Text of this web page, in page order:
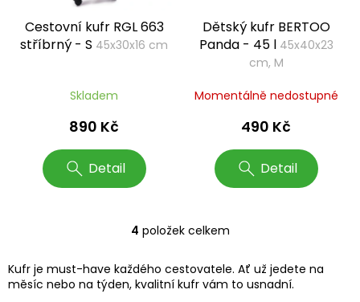
Cestovní kufr RGL 663
stříbrný - S 45x30x16 cm
Skladem
890 Kč
Detail
Dětský kufr BERTOO
Panda - 45 l 45x40x23
cm, M
Momentálně nedostupné
490 Kč
Detail
O
l
á
4 položek celkem
Kufr je must-have každého cestovatele. Ať už jedete na
měsíc nebo na týden, kvalitní kufr vám to usnadní.